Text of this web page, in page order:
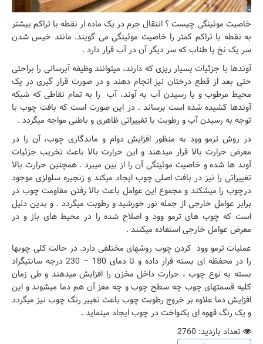
خاصیت موئینگی چیست ؟ انتقال جرم در یک ماده ار نقطه با تراکم بیشتر
به نقطه با تراکم کمتر را خاصیت موئینگی می گویند. مانند خیس شدن
سر یک نخ یا طناب که سر دیگر آن در آب قرار دارد .
آوندها با جزئیات بسیار ریزی که دارند، میتوانند وظیفه آبرسانی را براحتی
حتی بعد از قطع درختان نیز انجام دهند و در صورت قرار گیری در یک
محیط مرطوب و یا رسیدن آب به آوند، آب را به تمام نقاطی که شبکه
آوندها کشیده شده است برساند . در این صورت است که بافت چوب با
توجه به رسیدن آب و رطوبت با تغییراتی ظاهری و باطنی مواجه میگردد .
در روش ترمو وود به منظور افزایش دوام و ماندگاری چوب، آن را در
معرض حرارت بالا قرار میدهند و این حرارت بالا باعث تخریب جزئیات
آوند ها شده و خاصیت موئینگی آن را از بین میبرد . همچنین حرارت بالا
تغییراتی را نیز در بافت اصلی چوب ایجاد میکند و زنجیره سلولزی موجود
درچوب را میشکند و مجموع این عوامل باعث بالا رفتن مقاومت چوب در
برابر عوامل خارجی از جمله نور خورشید و رطوبت میگردد . و بدین دلیل
است که چوب های ترمو وود و اصلاح شده را در محیط های باز و در
معرض عوامل خارجی استفاده میکنند .
عملیات ترمو وود کردن چوب روشهای مختلفی دارد. در حالت کلی چوبها
را در محفظه ای بسته قرار داده و تا دمای 180 – 230 درجه سانتیگراد
بسته به نوع چوب ، حرارت داخل مخزن را افزایش میدهند و طی زمان
کلیه قسمتهای چوب چه سطح چوب و چه مغز آن هم دما میشوند و این
افزایش دما علاوه بر خروج رطوبت چوب باعث تغییر رنگ چوب نیز میگردد
و یک رنگ قهوه ای یکنواخت در چوب ایجاد مینماید .
تعداد بازدید: 2760